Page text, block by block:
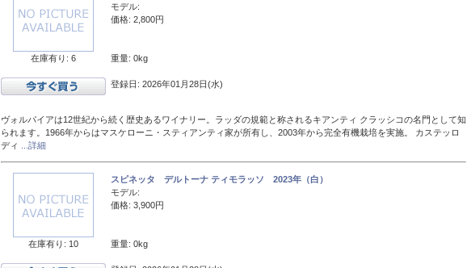
在庫有り: 6
モデル:
価格: 2,800円
重量: 0kg
登録日: 2026年01月28日(水)
ヴォルパイアは12世紀から続く歴史あるワイナリー。ラッダの規範と称されるキアンティ クラッシコの名門として知
られます。1966年からはマスケローニ・スティアンティ家が所有し、2003年から完全有機栽培を実施。 カステッロ
ディ
...詳細
在庫有り: 10
スピネッタ デルトーナ ティモラッソ 2023年（白）
モデル:
価格: 3,900円
重量: 0kg